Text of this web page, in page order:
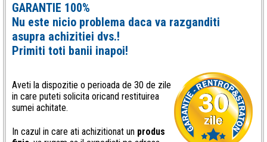
GARANTIE 100%
Nu este nicio problema daca va razganditi
asupra achizitiei dvs.!
Primiti toti banii inapoi!
Aveti la dispozitie o perioada de 30 de zile
in care puteti solicita oricand restituirea
sumei achitate.
In cazul in care ati achizitionat un produs